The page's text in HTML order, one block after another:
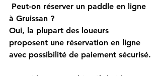
à Gruissan ?
Oui, la plupart des loueurs
proposent une réservation en ligne
avec possibilité de paiement sécurisé.